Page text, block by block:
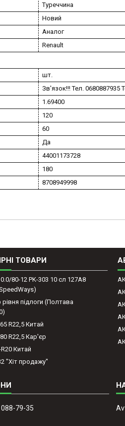
Туреччина
Новий
Аналог
Renault
шт.
Зв'язок!!! Тел. 0680887935
1.69400
120
60
Да
44001173728
180
8708949998
ТОВАРИ
80-12 PK-303 10 сл 127A8
рівня підлоги (Полтава
R22,5 Китай
R22,5 Кар'єр
Китай
"Хіт продажу"
79-35